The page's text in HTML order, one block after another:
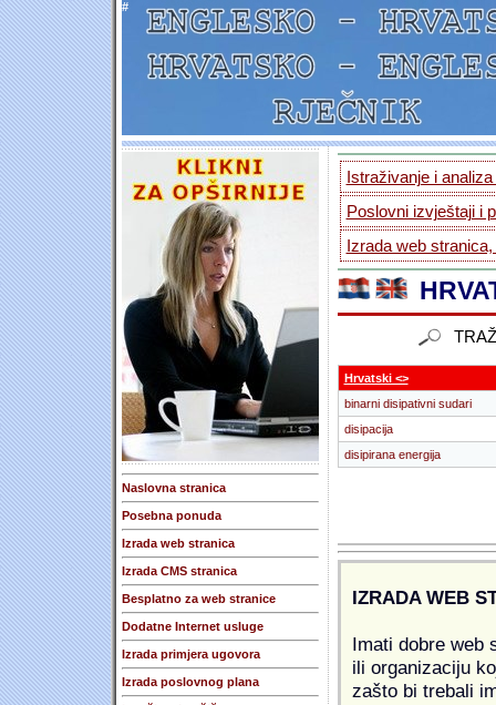
#
Naslovna stranica
Posebna ponuda
Izrada web stranica
Izrada CMS stranica
Besplatno za web stranice
Dodatne Internet usluge
Izrada primjera ugovora
Izrada poslovnog plana
Istraživanje i
Poslovni izvještaji i
Izrada web
Hrvatski <>
binarni disipativni sudari
disipacija
disipirana energija
IZRADA WEB
Imati dobre web
ili organizaciju
zašto bi trebali